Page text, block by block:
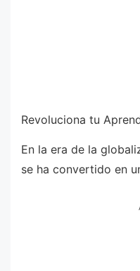
Revoluciona tu
En la era de la
se ha convertido en